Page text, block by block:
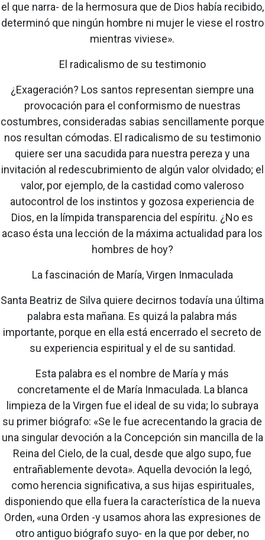
el que narra- de la hermosura que de Dios había recibido,
determinó que ningún hombre ni mujer le viese el rostro
mientras viviese».
El radicalismo de su testimonio
¿Exageración? Los santos representan siempre una
provocación para el conformismo de nuestras
costumbres, consideradas sabias sencillamente porque
nos resultan cómodas. El radicalismo de su testimonio
quiere ser una sacudida para nuestra pereza y una
invitación al redescubrimiento de algún valor olvidado; el
valor, por ejemplo, de la castidad como valeroso
autocontrol de los instintos y gozosa experiencia de
Dios, en la límpida transparencia del espíritu. ¿No es
acaso ésta una lección de la máxima actualidad para los
hombres de hoy?
La fascinación de María, Virgen Inmaculada
Santa Beatriz de Silva quiere decirnos todavía una última
palabra esta mañana. Es quizá la palabra más
importante, porque en ella está encerrado el secreto de
su experiencia espiritual y el de su santidad.
Esta palabra es el nombre de María y más
concretamente el de María Inmaculada. La blanca
limpieza de la Virgen fue el ideal de su vida; lo subraya
su primer biógrafo: «Se le fue acrecentando la gracia de
una singular devoción a la Concepción sin mancilla de la
Reina del Cielo, de la cual, desde que algo supo, fue
entrañablemente devota». Aquella devoción la legó,
como herencia significativa, a sus hijas espirituales,
disponiendo que ella fuera la característica de la nueva
Orden, «una Orden -y usamos ahora las expresiones de
otro antiguo biógrafo suyo- en la que por deber, no